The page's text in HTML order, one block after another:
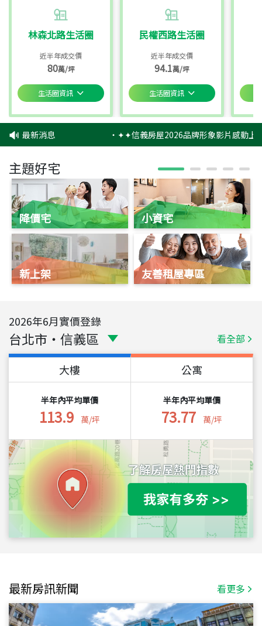
林森北路生活圈
近半年成交價
80萬/坪
生活圈資訊
民權西路生活圈
近半年成交價
94.1萬/坪
生活圈資訊
最新消息 ‧✦✦信義房屋2026品牌形象影片感動上
主題好宅
降價宅
新上架
小資宅
友善租屋專區
2026年6月實價登錄
台北市 ・ 信義區 看全部
大樓
半年內平均單價
113.9 萬/坪
公寓
半年內平均單價
73.77 萬/坪
最新房訊新聞 看更多